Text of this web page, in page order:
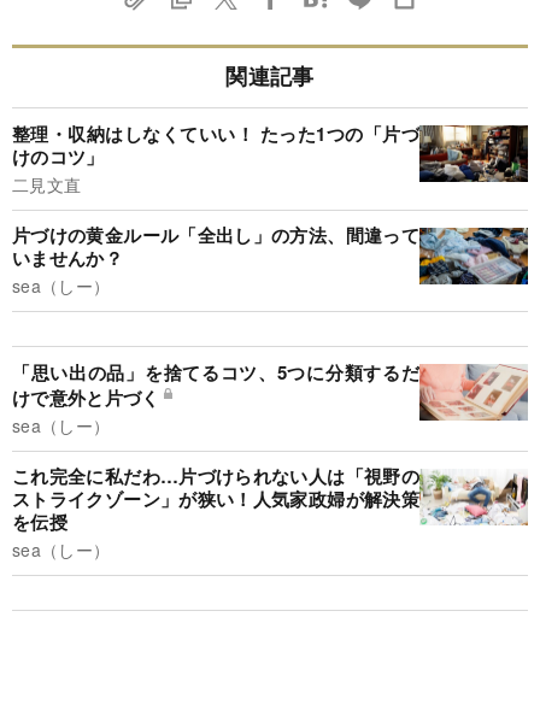
関連記事
整理・収納はしなくていい！ たった1つの「片づ
けのコツ」
二見文直
片づけの黄金ルール「全出し」の方法、間違って
いませんか？
sea（しー）
「思い出の品」を捨てるコツ、5つに分類するだ
けで意外と片づく
sea（しー）
これ完全に私だわ…片づけられない人は「視野の
ストライクゾーン」が狭い！人気家政婦が解決策
を伝授
sea（しー）